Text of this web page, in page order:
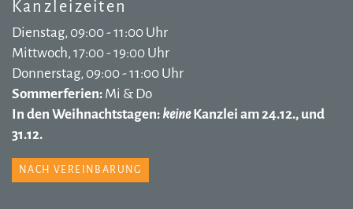
Kanzleizeiten
Dienstag, 09:00 - 11:00 Uhr
Mittwoch, 17:00 - 19:00 Uhr
Donnerstag, 09:00 - 11:00 Uhr
Sommerferien: Mi & Do
In den Weihnachtstagen: keineKanzlei am 24.12., und
31.12.
NACH VEREINBARUNG